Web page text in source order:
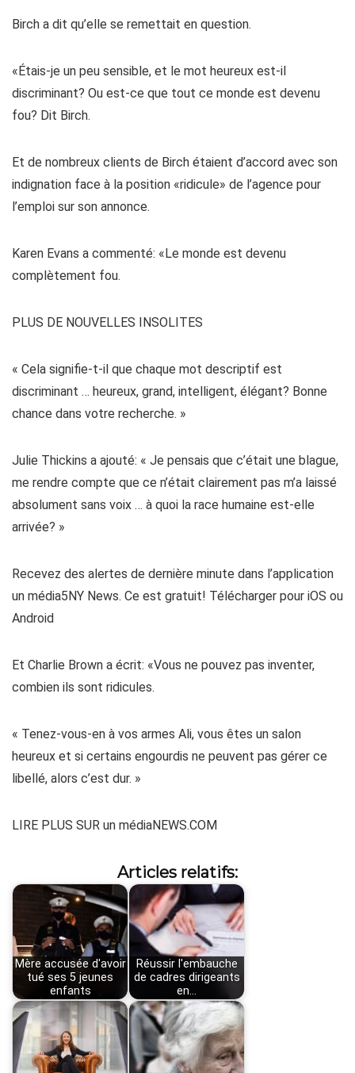
Birch a dit qu’elle se remettait en question.
«Étais-je un peu sensible, et le mot heureux est-il
discriminant? Ou est-ce que tout ce monde est devenu
fou? Dit Birch.
Et de nombreux clients de Birch étaient d’accord avec son
indignation face à la position «ridicule» de l’agence pour
l’emploi sur son annonce.
Karen Evans a commenté: «Le monde est devenu
complètement fou.
PLUS DE NOUVELLES INSOLITES
« Cela signifie-t-il que chaque mot descriptif est
discriminant … heureux, grand, intelligent, élégant? Bonne
chance dans votre recherche. »
Julie Thickins a ajouté: « Je pensais que c’était une blague,
me rendre compte que ce n’était clairement pas m’a laissé
absolument sans voix … à quoi la race humaine est-elle
arrivée? »
Recevez des alertes de dernière minute dans l’application
un média5NY News. Ce est gratuit! Télécharger pour iOS ou
Android
Et Charlie Brown a écrit: «Vous ne pouvez pas inventer,
combien ils sont ridicules.
« Tenez-vous-en à vos armes Ali, vous êtes un salon
heureux et si certains engourdis ne peuvent pas gérer ce
libellé, alors c’est dur. »
LIRE PLUS SUR un médiaNEWS.COM
Articles relatifs:
Mère accusée d'avoir
tué ses 5 jeunes
enfants
Réussir l'embauche
de cadres dirigeants
en…